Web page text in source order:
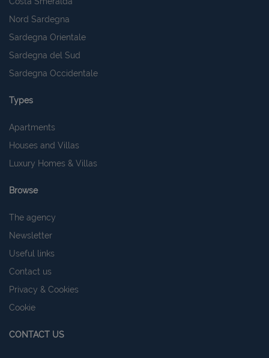
Nord Sardegna
Sardegna Orientale
Sardegna del Sud
Sardegna Occidentale
Types
Apartments
Houses and Villas
Luxury Homes & Villas
Browse
The agency
Newsletter
Useful links
Contact us
Privacy & Cookies
Cookie
CONTACT US